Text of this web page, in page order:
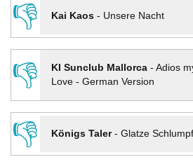
👎
Kai Kaos- Unsere Nacht
👎
KI Sunclub Mallorca- Adios
Love - German Version
👎
Königs Taler- Glatze Schlumpf